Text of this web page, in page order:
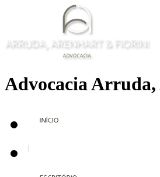
Advocacia